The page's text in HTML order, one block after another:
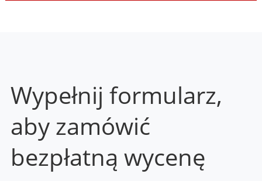
Wypełnij formularz,
aby zamówić
bezpłatną wycenę